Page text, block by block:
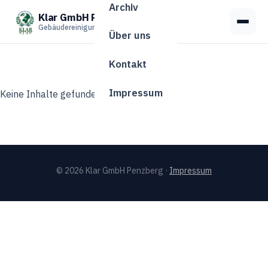
Klar GmbH Penzberg
Gebäudereinigung Penzberg Menü
Archiv
Über uns
Kontakt
Impressum
Keine Inhalte gefunden.
© 2026 Klar GmbH Penzberg · Impressum